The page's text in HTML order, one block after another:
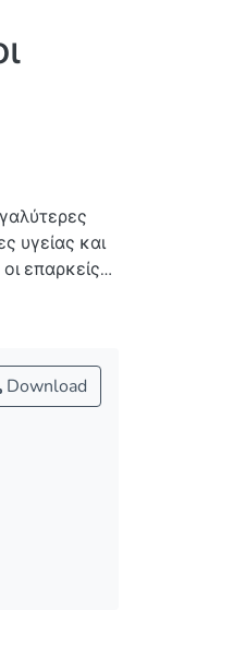
υγείας και
επαρκείς
το
Download